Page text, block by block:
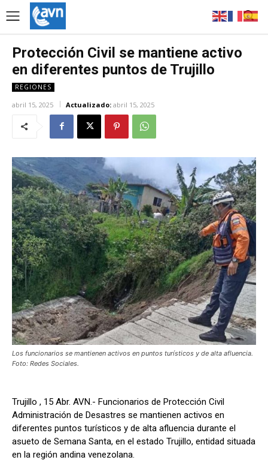
Protección Civil se mantiene activo
en diferentes puntos de Trujillo
REGIONES
abril 15, 2025 Actualizado: abril 15, 2025
Los funcionarios se mantienen activos en puntos turísticos y de alta afluencia.
Foto: Redes Sociales.
Trujillo , 15 Abr. AVN.- Funcionarios de Protección Civil
Administración de Desastres se mantienen activos en
diferentes puntos turísticos y de alta afluencia durante el
asueto de Semana Santa, en el estado Trujillo, entidad situada
en la región andina venezolana.